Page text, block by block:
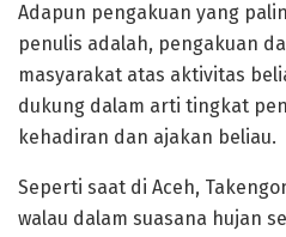
Adapun pengakuan yang
penulis adalah, pengakuan
masyarakat atas aktivitas
dukung dalam arti tingkat
kehadiran dan ajakan beliau.
Seperti saat di Aceh,
walau dalam suasana hujan